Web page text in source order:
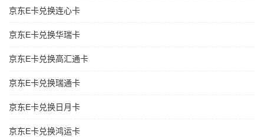
京东E卡兑换连心卡
京东E卡兑换华瑞卡
京东E卡兑换高汇通卡
京东E卡兑换瑞通卡
京东E卡兑换日月卡
京东E卡兑换鸿运卡